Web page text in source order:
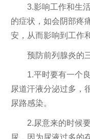
3.影响工作和生
的症状，如会阴部疼
安，从而影响到工作
预防前列腺炎的
1.平时要有一个
尿道汗液分泌过多，
尿路感染。
2.尿意来的时候
尿，因为尿液过多的